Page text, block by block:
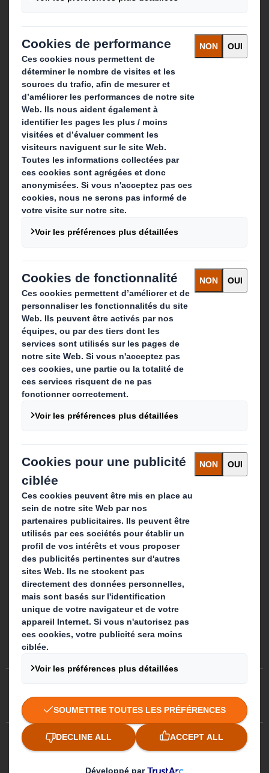
Qui sommes-nous ?
A propos
Investisseurs
Développement durable
Actualité
Carrière
Que faisons-nous ?
Solutions d'emballage
Produits de papier
Services de recyclage
Contact
Nos implantations
Contactez-nous
Préférences de cookies Egalité professionnelle
Plan du site
Politique des cookies Politiques de confidentialité CGA/ CGV
DS Smith 2026 Tous droits réservés
3.7.0.276